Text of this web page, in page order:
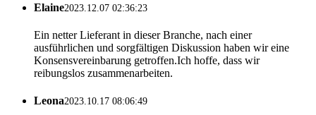
Elaine2023.12.07 02:36:23
Ein netter Lieferant in dieser Branche, nach einer
ausführlichen und sorgfältigen Diskussion haben wir eine
Konsensvereinbarung getroffen.Ich hoffe, dass wir
reibungslos zusammenarbeiten.
Leona2023.10.17 08:06:49